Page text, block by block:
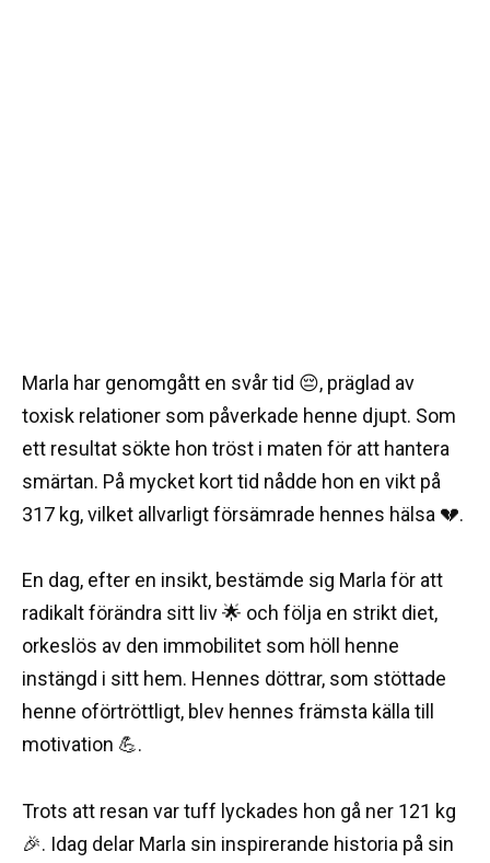
Marla har genomgått en svår tid 😔, präglad av
toxisk relationer som påverkade henne djupt. Som
ett resultat sökte hon tröst i maten för att hantera
smärtan. På mycket kort tid nådde hon en vikt på
317 kg, vilket allvarligt försämrade hennes hälsa 💔.
En dag, efter en insikt, bestämde sig Marla för att
radikalt förändra sitt liv 🌟 och följa en strikt diet,
orkeslös av den immobilitet som höll henne
instängd i sitt hem. Hennes döttrar, som stöttade
henne oförtröttligt, blev hennes främsta källa till
motivation 💪.
Trots att resan var tuff lyckades hon gå ner 121 kg
🎉. Idag delar Marla sin inspirerande historia på sin